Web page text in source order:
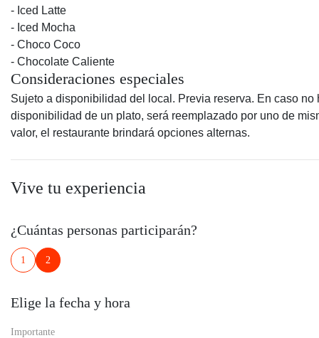
- Iced Latte
- Iced Mocha
- Choco Coco
- Chocolate Caliente
Consideraciones especiales
Sujeto a disponibilidad del local. Previa reserva. En caso no
disponibilidad de un plato, será reemplazado por uno de
valor, el restaurante brindará opciones alternas.
Vive tu experiencia
¿Cuántas personas participarán?
1 2
Elige la fecha y hora
Importante